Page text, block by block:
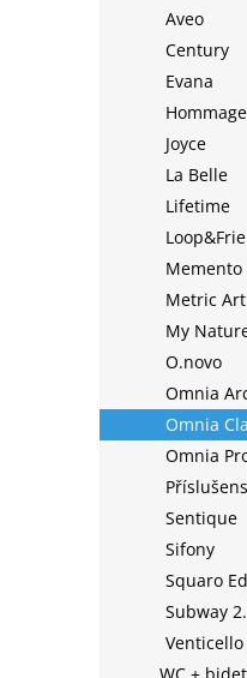
Aveo
Century
Evana
Hommage
Joyce
La Belle
Lifetime
Memento
Metric Art
My
O.novo
Omnia
Omnia
Omnia
Sentique
Sifony
Squaro
Subway
Venticello